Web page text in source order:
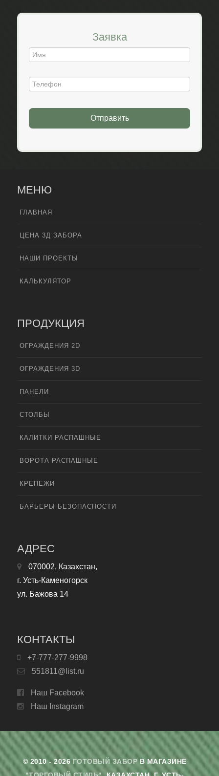
Заявка
Отправить
МЕНЮ
ГЛАВНАЯ
ЦЕНА 3Д ЗАБОРА
НАШИ ПРОЕКТЫ
КАЛЬКУЛЯТОР
ПРОДУКЦИЯ
ОГРАЖДЕНИЯ 2D
ОГРАЖДЕНИЯ 3D
ПАНЕЛИ
СТОЛБЫ
КАЛИТКИ РАСПАШНЫЕ
ВОРОТА РАСПАШНЫЕ
КРЕПЕЖИ
БАРЬЕРЫ БЕЗОПАСНОСТИ
АДРЕС
070002, Казахстан,
г. Усть-Каменогорск
ул. Бажова 14
КОНТАКТЫ
+7-777-277-9998
551811@list.ru
Наш Facebook
Наш Instagram
© 2010 - 2026 ГОТОВЫЙ ЗАБОРВ МАГАЗИНЕ